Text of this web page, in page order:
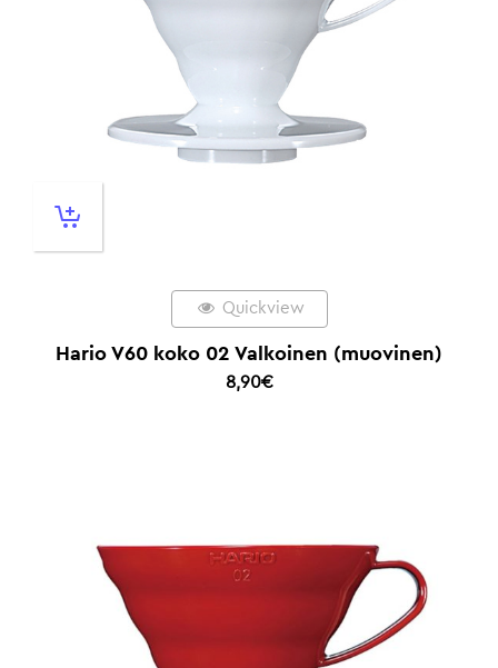
Quickview
Hario V60 koko 02 Valkoinen (muovinen)
8,90€